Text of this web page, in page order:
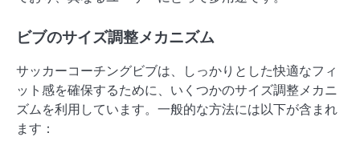
ビブのサイズ調整メカニズム
サッカーコーチングビブは、しっかりとした快適なフィ
ット感を確保するために、いくつかのサイズ調整メカニ
ズムを利用しています。一般的な方法には以下が含まれ
ます：